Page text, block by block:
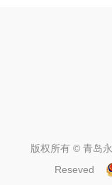
版权所有 © 青岛
Reseved